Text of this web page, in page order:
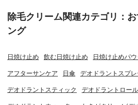
除毛クリーム関連カテゴリ：
ング
日焼け止め 飲む日焼け止め 日焼け止めパ
アフターサンケア 日傘 デオドラントスプレ
デオドラントスティック デオドラントロー